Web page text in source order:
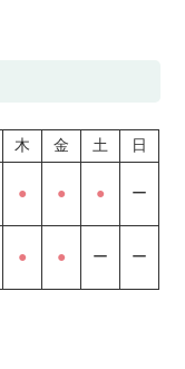
木 金 土 日
● ● ● ー
● ● ー ー